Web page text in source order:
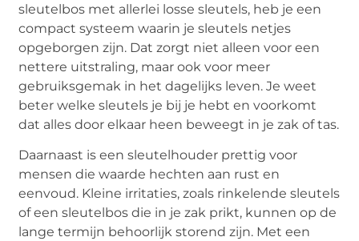
sleutelbos met allerlei losse sleutels, heb je een
compact systeem waarin je sleutels netjes
opgeborgen zijn. Dat zorgt niet alleen voor een
nettere uitstraling, maar ook voor meer
gebruiksgemak in het dagelijks leven. Je weet
beter welke sleutels je bij je hebt en voorkomt
dat alles door elkaar heen beweegt in je zak of tas.
Daarnaast is een sleutelhouder prettig voor
mensen die waarde hechten aan rust en
eenvoud. Kleine irritaties, zoals rinkelende sleutels
of een sleutelbos die in je zak prikt, kunnen op de
lange termijn behoorlijk storend zijn. Met een